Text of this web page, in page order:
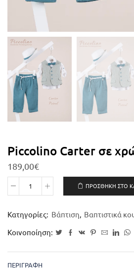
Piccolino Carter σε
189,00€
ΠΡΟΣΘΉΚΗ ΣΤΟ
Κατηγορίες: Βάπτιση, Βαπτιστικά
Κοινοποίηση:
ΠΕΡΙΓΡΑΦΉ